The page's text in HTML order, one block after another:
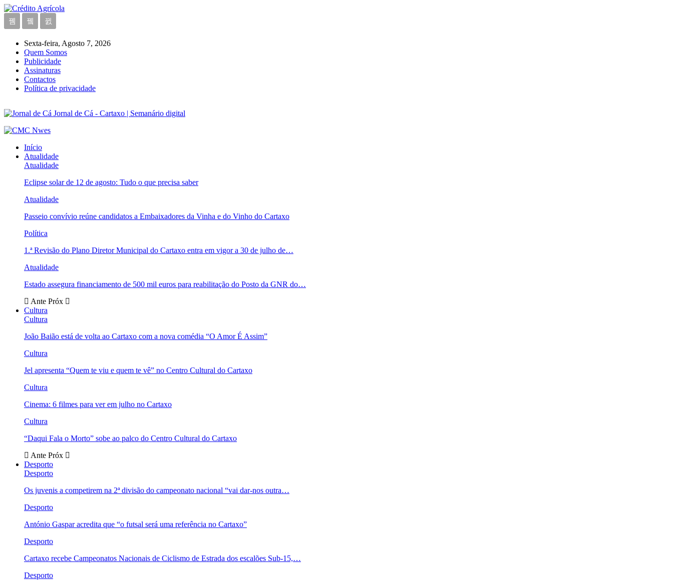
Sexta-feira, Agosto 7, 2026
Quem Somos
Publicidade
Assinaturas
Contactos
Política de privacidade
Jornal de Cá - Cartaxo | Semanário digital
Início
Atualidade
Atualidade
Eclipse solar de 12 de agosto: Tudo o que precisa saber
Atualidade
Passeio convívio reúne candidatos a Embaixadores da Vinha e do Vinho do Cartaxo
Política
1.ª Revisão do Plano Diretor Municipal do Cartaxo entra em vigor a 30 de julho de…
Atualidade
Estado assegura financiamento de 500 mil euros para reabilitação do Posto da GNR do…
Ante Próx
Cultura
Cultura
João Baião está de volta ao Cartaxo com a nova comédia “O Amor É Assim”
Cultura
Jel apresenta “Quem te viu e quem te vê” no Centro Cultural do Cartaxo
Cultura
Cinema: 6 filmes para ver em julho no Cartaxo
Cultura
“Daqui Fala o Morto” sobe ao palco do Centro Cultural do Cartaxo
Ante Próx
Desporto
Desporto
Os juvenis a competirem na 2ª divisão do campeonato nacional “vai dar-nos outra…
Desporto
António Gaspar acredita que “o futsal será uma referência no Cartaxo”
Desporto
Cartaxo recebe Campeonatos Nacionais de Ciclismo de Estrada dos escalões Sub-15,…
Desporto